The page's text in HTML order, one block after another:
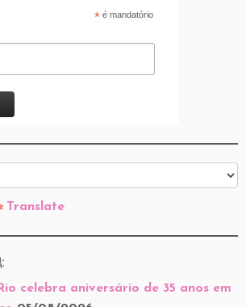
*é mandatório
Translate
celebra aniversário de 35 anos em